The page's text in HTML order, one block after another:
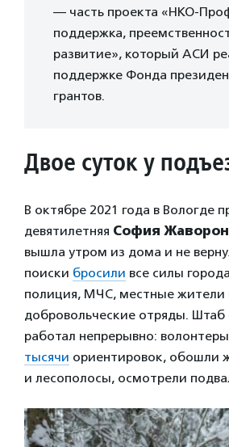
— часть проекта «НКО-
поддержка,
развитие», который АСИ
поддержке Фонда
грантов.
Двое суток у
В октябре 2021 года в Вологде
девятилетняя София
вышла утром из дома и не
поиски бросили все силы
полиция, МЧС, местные жители
добровольческие отряды. Штаб
работал непрерывно:
тысячи ориентировок, обошли
и лесополосы, осмотрели